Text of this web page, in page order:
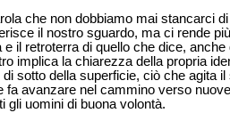
che non dobbiamo mai stancarci
il nostro sguardo, ma ci rende
e il retroterra di quello che dice,
implica la chiarezza della propria
di sotto della superficie, ciò che agita
fa avanzare nel cammino verso
gli uomini di buona volontà.